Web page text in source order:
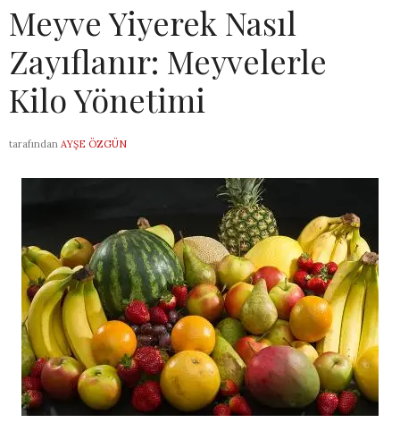
Meyve Yiyerek Nasıl
Zayıflanır: Meyvelerle
Kilo Yönetimi
tarafından AYŞE ÖZGÜN